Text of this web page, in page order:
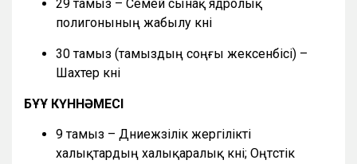
29 тамыз – Семей сынақ ядролық
полигонының жабылу күні
30 тамыз (тамыздың соңғы жексенбісі) –
Шахтер күні
БҰҰ КҮННӘМЕСІ
9 тамыз – Дүниежүзілік жергілікті
халықтардың халықаралық күні; Оңтүстік